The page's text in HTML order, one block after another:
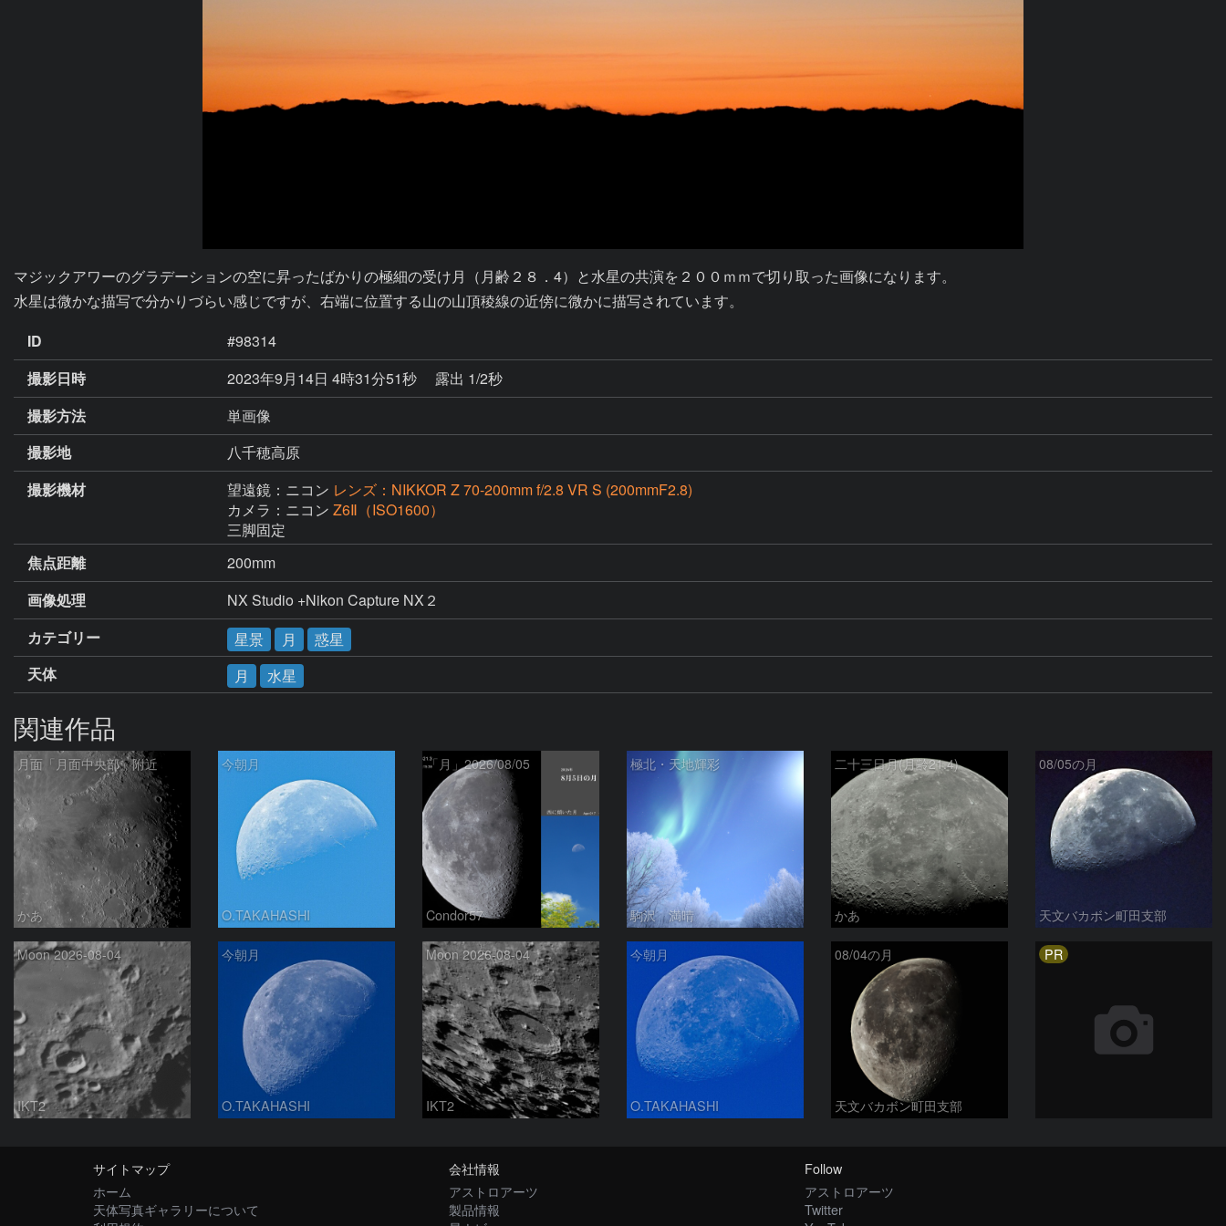
マジックアワーのグラデーションの空に昇ったばかりの極細の受け月（月齢２８．4）と水星の共演を２００ｍｍで切り取った画像になります。
水星は微かな描写で分かりづらい感じですが、右端に位置する山の山頂稜線の近傍に微かに描写されています。
ID
#98314
撮影日時
2023年9月14日 4時31分51秒
露出 1/2秒
撮影方法
単画像
撮影地
八千穂高原
撮影機材
望遠鏡：ニコン レンズ：NIKKOR Z 70-200mm f/2.8 VR S (200mmF2.8)
カメラ：ニコン Z6Ⅱ（ISO1600）
三脚固定
焦点距離
200mm
画像処理
NX Studio +Nikon Capture NX２
カテゴリー
星景 月
惑星
天体
月 水星
関連作品
月面「月面中央部」附近
かあ
今朝月
O.TAKAHASHI
「月」2026/08/05
Condor57
極北・天地輝彩
駒沢 満晴
二十三日月(月齢21.4)
かあ
08/05の月
天文バカボン町田支部
Moon 2026-08-04
IKT2
今朝月
O.TAKAHASHI
Moon 2026-08-04
IKT2
今朝月
O.TAKAHASHI
08/04の月
天文バカボン町田支部
PR
サイトマップ
ホーム
天体写真ギャラリーについて
会社情報
アストロアーツ
製品情報
Follow
アストロアーツ
Twitter